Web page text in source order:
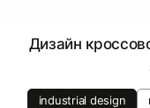
Дизайн
industrial design